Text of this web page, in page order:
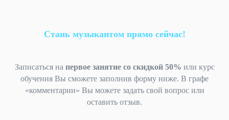
Стань музыкантом прямо сейчас!
Записаться на первое занятие со скидкой 50% или курс
обучения Вы сможете заполнив форму ниже. В графе
«комментарии» Вы можете задать свой вопрос или
оставить отзыв.